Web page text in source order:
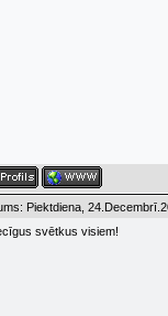
Piektdiena,
svētkus visiem!